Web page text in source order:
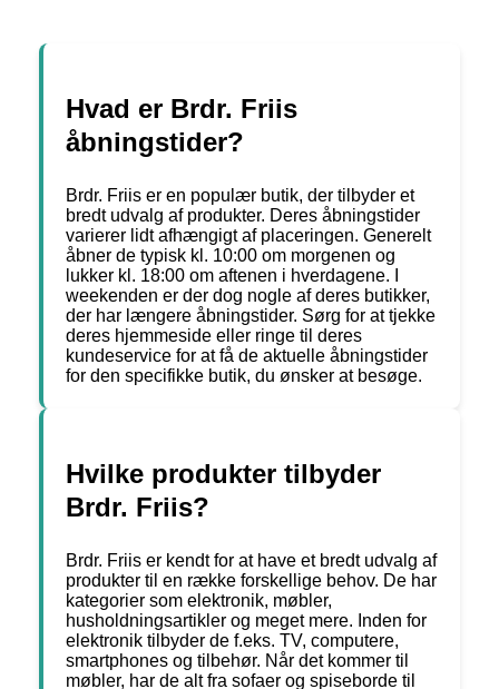
Hvad er Brdr. Friis
åbningstider?
Brdr. Friis er en populær butik, der tilbyder et
bredt udvalg af produkter. Deres åbningstider
varierer lidt afhængigt af placeringen. Generelt
åbner de typisk kl. 10:00 om morgenen og
lukker kl. 18:00 om aftenen i hverdagene. I
weekenden er der dog nogle af deres butikker,
der har længere åbningstider. Sørg for at tjekke
deres hjemmeside eller ringe til deres
kundeservice for at få de aktuelle åbningstider
for den specifikke butik, du ønsker at besøge.
Hvilke produkter tilbyder
Brdr. Friis?
Brdr. Friis er kendt for at have et bredt udvalg af
produkter til en række forskellige behov. De har
kategorier som elektronik, møbler,
husholdningsartikler og meget mere. Inden for
elektronik tilbyder de f.eks. TV, computere,
smartphones og tilbehør. Når det kommer til
møbler, har de alt fra sofaer og spiseborde til